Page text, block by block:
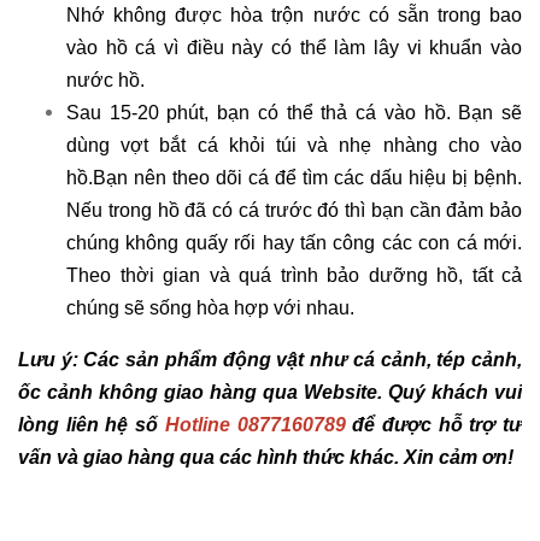
Nhớ không được hòa trộn nước có sẵn trong bao
vào hồ cá vì điều này có thể làm lây vi khuẩn vào
nước hồ.
Sau 15-20 phút, bạn có thể thả cá vào hồ. Bạn sẽ
dùng vợt bắt cá khỏi túi và nhẹ nhàng cho vào
hồ.Bạn nên theo dõi cá để tìm các dấu hiệu bị bệnh.
Nếu trong hồ đã có cá trước đó thì bạn cần đảm bảo
chúng không quấy rối hay tấn công các con cá mới.
Theo thời gian và quá trình bảo dưỡng hồ, tất cả
chúng sẽ sống hòa hợp với nhau.
Lưu ý: Các sản phẩm động vật như cá cảnh, tép cảnh,
ốc cảnh không giao hàng qua Website. Quý khách vui
lòng liên hệ số Hotline 0877160789 để được hỗ trợ tư
vấn và giao hàng qua các hình thức khác. Xin cảm ơn!